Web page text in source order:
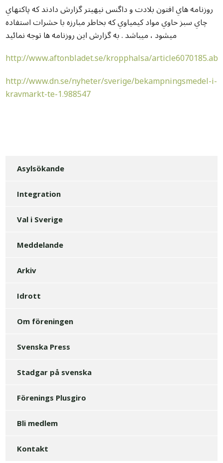
روزنامه هاي افتون بلادت و داگنس نيهيتر گزارش دادند که پاکتهاي
چاي سبز حاوي مواد کيمياوي که بخاطر مبارزه با حشرات استفاده
ميشود ، ميباشد . به گزارش اين روزنامه ها توجه نمائيد
http://www.aftonbladet.se/kropphalsa/article6070185.ab
http://www.dn.se/nyheter/sverige/bekampningsmedel-i-
kravmarkt-te-1.988547
Asylsökande
Integration
Val i Sverige
Meddelande
Arkiv
Idrott
Om föreningen
Svenska Press
Stadgar på svenska
Förenings Plusgiro
Bli medlem
Kontakt